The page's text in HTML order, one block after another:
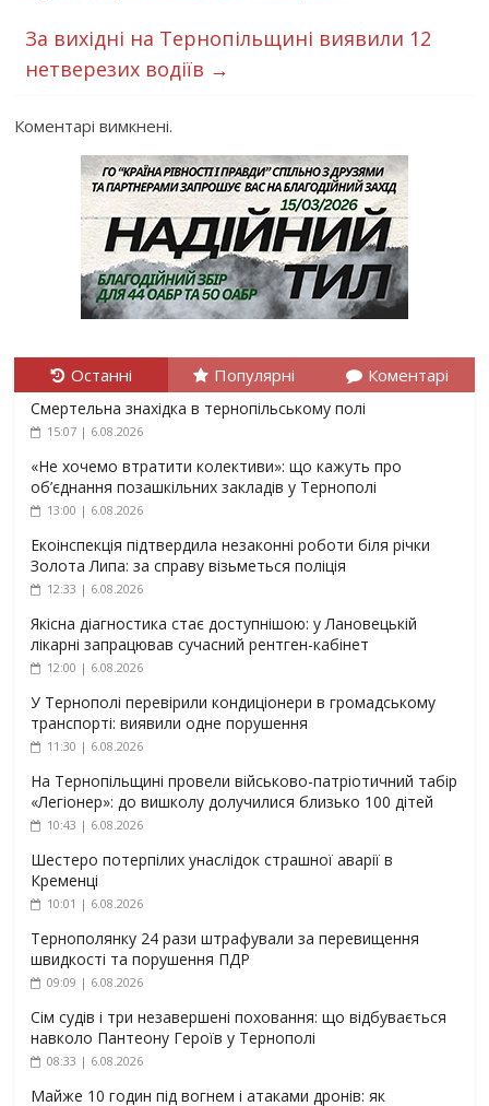
За вихідні на Тернопільщині виявили 12
нетверезих водіїв →
Коментарі вимкнені.
Останні Популярні Коментарі
Смертельна знахідка в тернопільському полі
15:07 | 6.08.2026
«Не хочемо втратити колективи»: що кажуть про
об’єднання позашкільних закладів у Тернополі
13:00 | 6.08.2026
Екоінспекція підтвердила незаконні роботи біля річки
Золота Липа: за справу візьметься поліція
12:33 | 6.08.2026
Якісна діагностика стає доступнішою: у Лановецькій
лікарні запрацював сучасний рентген-кабінет
12:00 | 6.08.2026
У Тернополі перевірили кондиціонери в громадському
транспорті: виявили одне порушення
11:30 | 6.08.2026
На Тернопільщині провели військово-патріотичний табір
«Легіонер»: до вишколу долучилися близько 100 дітей
10:43 | 6.08.2026
Шестеро потерпілих унаслідок страшної аварії в
Кременці
10:01 | 6.08.2026
Тернополянку 24 рази штрафували за перевищення
швидкості та порушення ПДР
09:09 | 6.08.2026
Сім судів і три незавершені поховання: що відбувається
навколо Пантеону Героїв у Тернополі
08:33 | 6.08.2026
Майже 10 годин під вогнем і атаками дронів: як